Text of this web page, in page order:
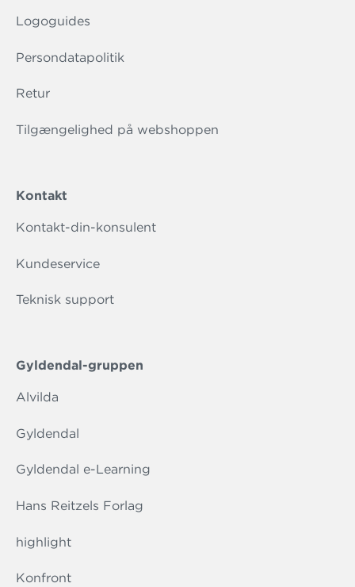
Logoguides
Persondatapolitik
Retur
Tilgængelighed på webshoppen
Kontakt
Kontakt-din-konsulent
Kundeservice
Teknisk support
Gyldendal-gruppen
Alvilda
Gyldendal
Gyldendal e-Learning
Hans Reitzels Forlag
highlight
Konfront